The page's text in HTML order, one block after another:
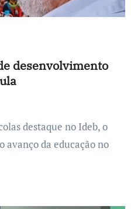
desenvolvimento
avanço da educação no